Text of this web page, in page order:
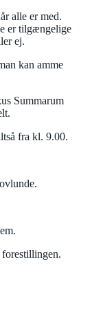
alle er med.
er tilgængelige
ej.
kan amme
Summarum
fra kl. 9.00.